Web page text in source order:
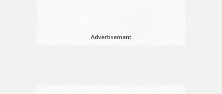
Advertisement